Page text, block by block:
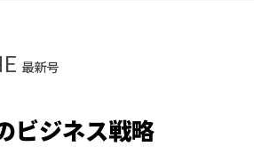
最新号
ビジネス戦略